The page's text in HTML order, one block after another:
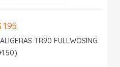
1.95
TR90 FULLWOSING